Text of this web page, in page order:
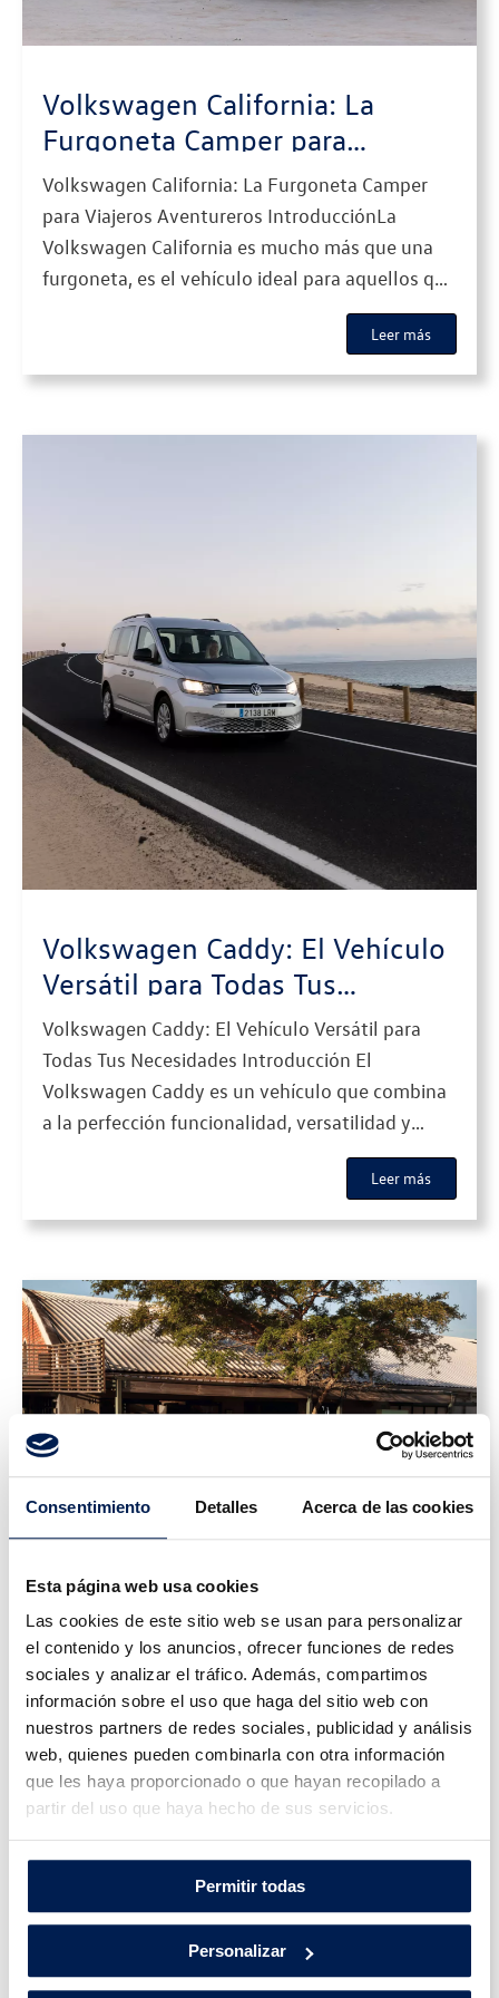
Consentimiento Detalles Acerca de las cookies
Esta página web usa cookies
Las cookies de este sitio web se usan para personalizar
el contenido y los anuncios, ofrecer funciones de redes
sociales y analizar el tráfico. Además, compartimos
información sobre el uso que haga del sitio web con
nuestros partners de redes sociales, publicidad y análisis
web, quienes pueden combinarla con otra información
que les haya proporcionado o que hayan recopilado a
partir del uso que haya hecho de sus servicios.
Permitir todas
Personalizar
Volkswagen California: La
Furgoneta Camper para
Viajeros Aventureros
Volkswagen California: La Furgoneta Camper
para Viajeros Aventureros IntroducciónLa
Volkswagen California es mucho más que una
furgoneta, es el vehículo ideal para aquellos que
disfrutan de la libertad de viajar y explorar
nuevos destinos sin renunciar al confort. Esta
icónica camper ha sido diseñada para ofrecer
desde comodidad […]
Leer más
Volkswagen Caddy: El Vehículo
Versátil para Todas Tus
Necesidades
Volkswagen Caddy: El Vehículo Versátil para
Todas Tus Necesidades Introducción El
Volkswagen Caddy es un vehículo que combina
a la perfección funcionalidad, versatilidad y
tecnología avanzada. Ya sea para uso comercial
o personal, el Caddy se adapta a diversas
necesidades, ofreciendo espacio, confort y una
características innovadoras, este […]
Leer más
Volkswagen Golf: Descubre su
Precio y Configuraciones
Disponibles
icónicos y versátiles del mercado, ofreciendo